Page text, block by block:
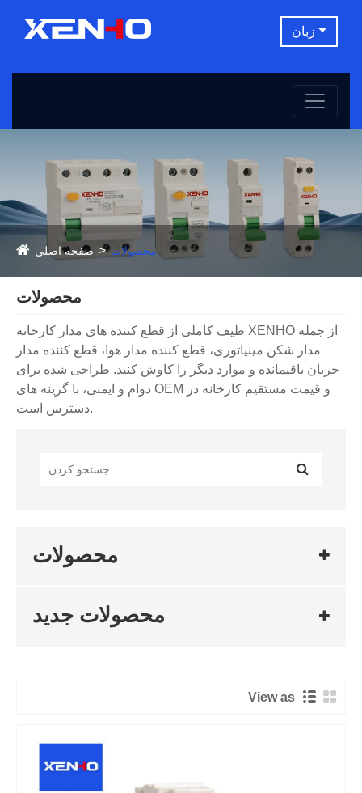
زبان
صفحه اصلی محصولات
محصولات
طیف کاملی از قطع کننده های مدار کارخانه XENHO از جمله
مدار شکن مینیاتوری، قطع کننده مدار هوا، قطع کننده مدار
جریان باقیمانده و موارد دیگر را کاوش کنید. طراحی شده برای
دوام و ایمنی، با گزینه های OEM و قیمت مستقیم کارخانه در
دسترس است.
محصولات
محصولات جدید
View as